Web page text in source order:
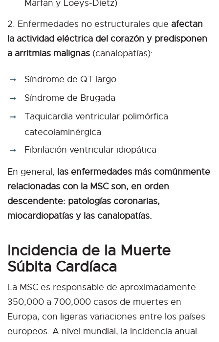
Marfan y Loeys-Dietz)
2. Enfermedades no estructurales que afectan
la actividad eléctrica del corazón y predisponen
a arritmias malignas (canalopatías):
Síndrome de QT largo
Síndrome de Brugada
Taquicardia ventricular polimórfica
catecolaminérgica
Fibrilación ventricular idiopática
En general, las enfermedades más comúnmente
relacionadas con la MSC son, en orden
descendente: patologías coronarias,
miocardiopatías y las canalopatías.
Incidencia de la Muerte
Súbita Cardíaca
La MSC es responsable de aproximadamente
350,000 a 700,000 casos de muertes en
Europa, con ligeras variaciones entre los países
europeos. A nivel mundial, la incidencia anual